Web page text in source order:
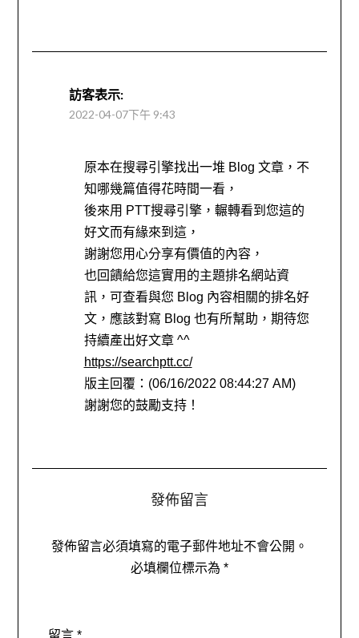
訪客表示:
2022-04-07下午 9:43
原本在搜尋引擎找出一堆 Blog 文章，不
知哪幾篇值得花時間一看，
後來用 PTT搜尋引擎，輾轉看到您這的
好文而有緣來到這，
謝謝您用心分享有價值的內容，
也回饋給您這實用的主題排名網站資
訊，可查看與您 Blog 內容相關的排名好
文，應該對寫 Blog 也有所幫助，期待您
持續產出好文章 ^^
https://searchptt.cc/
版主回覆：(06/16/2022 08:44:27 AM)
謝謝您的鼓勵支持！
發佈留言
發佈留言必須填寫的電子郵件地址不會公開。
必填欄位標示為 *